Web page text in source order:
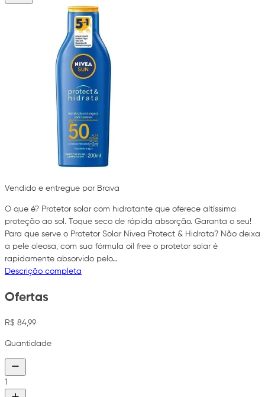
Vendido e entregue por Brava
O que é? Protetor solar com hidratante que oferece altíssima
proteção ao sol. Toque seco de rápida absorção. Garanta o seu!
Para que serve o Protetor Solar Nivea Protect & Hidrata? Não deixa
a pele oleosa, com sua fórmula oil free o protetor solar é
rapidamente absorvido pelo…
Descrição completa
Ofertas
R$ 84,99
Quantidade
1